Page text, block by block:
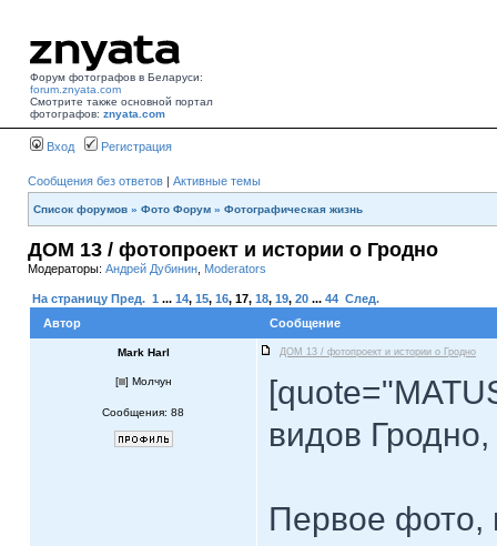
Форум фотографов в Беларуси:
forum.znyata.com
Смотрите также основной портал
фотографов: znyata.com
Вход Регистрация
Сообщения без ответов | Активные темы
Список форумов » Фото Форум » Фотографическая жизнь
ДОМ 13 / фотопроект и истории о Гродно
Модераторы: Андрей Дубинин Moderators
На страницу Пред. 1 ... 14, 15, 16, 17, 18, 19, 20 ... 44 След.
Автор
Сообщение
Mark Harl ДОМ 13 / фотопроект и истории о Гродно
[ ] Молчун
Сообщения: 88
видов
Первое фото,